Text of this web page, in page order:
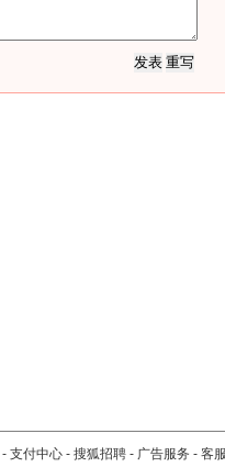
- 支付中心 - 搜狐招聘 - 广告服务 - 客